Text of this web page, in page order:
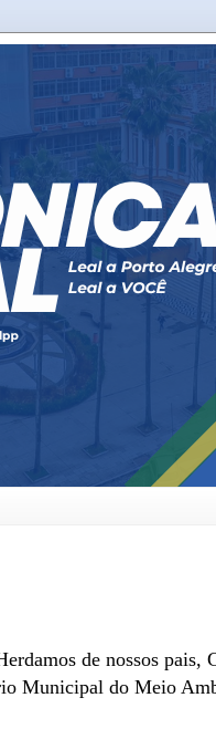
de nossos pais,
Municipal do Meio